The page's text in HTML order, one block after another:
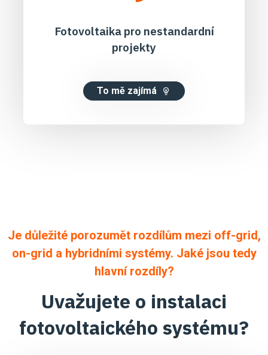
Fotovoltaika pro nestandardní
projekty
To mě zajímá
Je důležité porozumět rozdílům mezi off-grid,
on-grid a hybridními systémy. Jaké jsou tedy
hlavní rozdíly?
Uvažujete o instalaci
fotovoltaického systému?